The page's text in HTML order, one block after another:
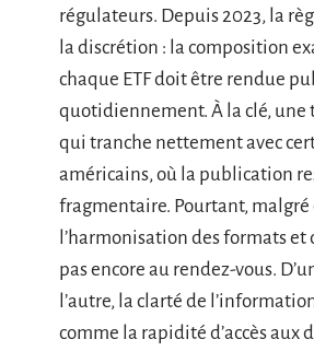
régulateurs. Depuis 2023, la
la discrétion : la composition
chaque ETF doit être rendue
quotidiennement. À la clé, une
qui tranche nettement avec
américains, où la publication
fragmentaire. Pourtant, malgré
l’harmonisation des formats et
pas encore au rendez-vous.
l’autre, la clarté de
comme la rapidité d’accès aux